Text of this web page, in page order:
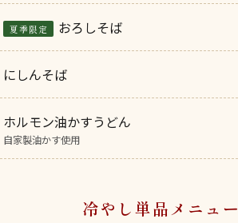
夏季限定 おろしそば
にしんそば
ホルモン油かすうどん
自家製油かす使用
冷やし単品メニュー